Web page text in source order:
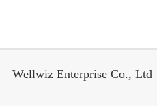
Wellwiz Enterprise Co., Ltd